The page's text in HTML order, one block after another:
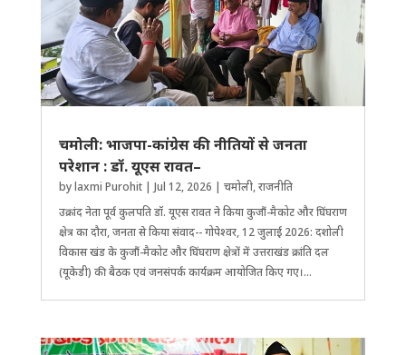
चमोली: भाजपा-कांग्रेस की नीतियों से जनता
परेशान : डॉ. यूएस रावत–
bylaxmi Purohit| Jul 12, 2026 | चमोली,राजनीति
उक्रांद नेता पूर्व कुलपति डॉ. यूएस रावत ने किया कुजौं-मैकोट और ​घिंघराण
क्षेत्र का दौरा, जनता से किया संवाद-- गोपेश्वर, 12 जुलाई 2026: दशोली
विकास खंड के कुजौं-मैकोट और घिंघराण क्षेत्रों में उत्तराखंड क्रांति दल
(यूकेडी) की बैठक एवं जनसंपर्क कार्यक्रम आयोजित किए गए।...